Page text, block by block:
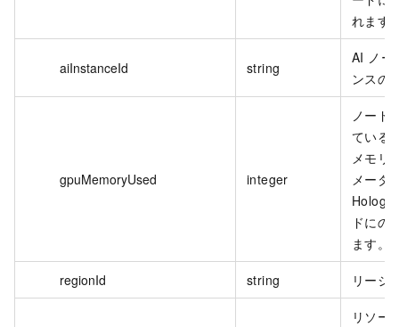
れます
aiInstanceId string
AI ノー
ンスの
gpuMemoryUsed integer
ノード
ている
メモリ
メータ
ドにの
ます。
regionId string リージ
リソー